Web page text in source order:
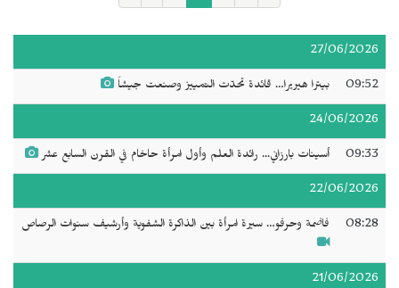
27/06/2026
09:52 بيترا هيريرا… قائدة تحدّت التمييز وصنعت جيشاً
24/06/2026
09:33 أسينات بارزاني... رائدة العلم وأول امرأة حاخام في القرن السابع عشر
22/06/2026
08:28 فاضمة وحرفو… سيرة امرأة بين الذاكرة الشفوية وأرشيف سنوات الرصاص
21/06/2026